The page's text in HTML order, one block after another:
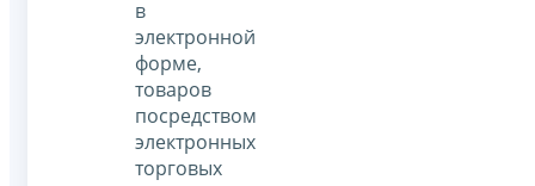
в
электронной
форме,
товаров
посредством
электронных
торговых